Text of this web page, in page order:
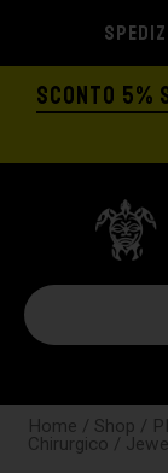
SCONTO 5%
Home / Shop /
Chirurgico /